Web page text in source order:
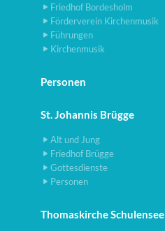
Friedhof Bordesholm
Förderverein Kirchenmusik
Führungen
Kirchenmusik
Personen
St. Johannis Brügge
Alt und Jung
Friedhof Brügge
Gottesdienste
Personen
Thomaskirche Schulensee